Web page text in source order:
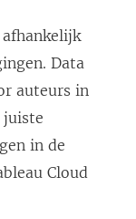
Data
auteurs in
juiste
in de
Cloud